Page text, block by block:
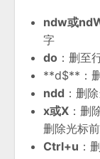
ndw或
字
do ：删至
**d$**：
ndd ：删
x或X ：删
删除光标
Ctrl+u ：